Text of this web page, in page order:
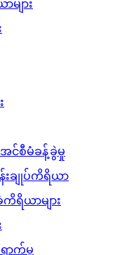
များ
င်စီမံခန့်ခွဲမှု
းချုပ်ကိရိယာ
ရိယာများ
ောက်မှု